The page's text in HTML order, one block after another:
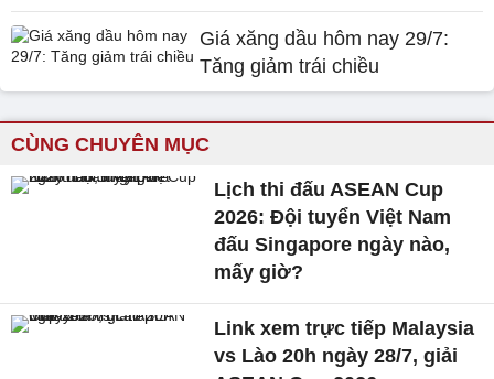
Giá xăng dầu hôm nay 29/7:
Tăng giảm trái chiều
CÙNG CHUYÊN MỤC
Lịch thi đấu ASEAN Cup
2026: Đội tuyển Việt Nam
đấu Singapore ngày nào,
mấy giờ?
Link xem trực tiếp Malaysia
vs Lào 20h ngày 28/7, giải